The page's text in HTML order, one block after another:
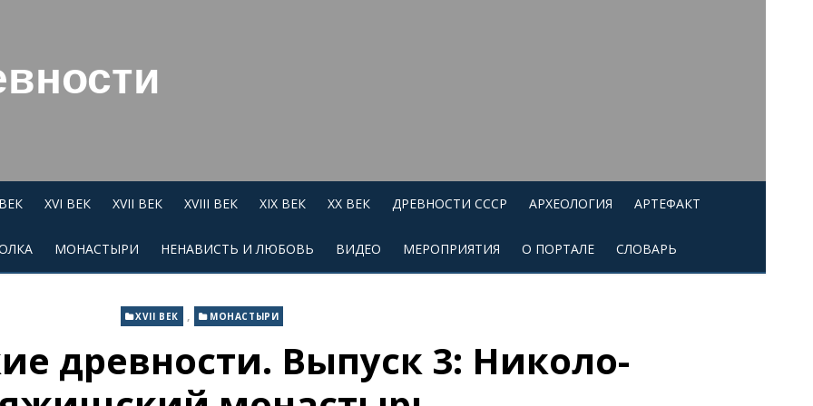
XVI ВЕК XVII ВЕК XVIII ВЕК XIX ВЕК XX ВЕК ДРЕВНОСТИ СССР АРХЕОЛОГИЯ АРТЕФАКТ
МОНАСТЫРИ НЕНАВИСТЬ И ЛЮБОВЬ ВИДЕО МЕРОПРИЯТИЯ О ПОРТАЛЕ СЛОВАРЬ
XVII ВЕК , МОНАСТЫРИ
древности. Выпуск 3: Николо-